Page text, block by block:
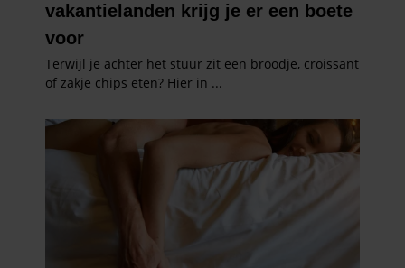
verzameld op basis van uw gebruik van hun services. U
gaat akkoord met onze cookies als u onze website blijft
gebruiken.